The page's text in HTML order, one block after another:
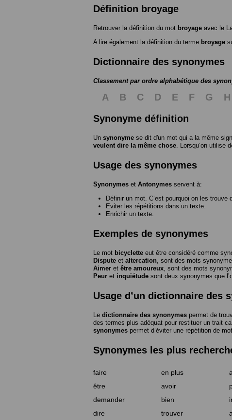
Définition broyage
Retrouver la définition du mot broyage avec le
A lire également la définition du terme broyage
Dictionnaire des synonymes
Classement par ordre alphabétique des
A B C D E F G H
Synonyme définition
Un synonyme se dit d'un mot qui a la même
veulent dire la même chose . Lorsqu’on utilise
Usage des synonymes
Synonymes et Antonymes servent à:
Définir un mot. C’est pourquoi on les trouve
Eviter les répétitions dans un texte.
Enrichir un texte.
Exemples de synonymes
Le mot bicyclette eut être considéré comme
Dispute et altercation , sont des mots
Aimer et être amoureux , sont des mots
Peur et inquiétude sont deux synonymes que
Usage d’un dictionnaire des
Le dictionnaire des synonymes permet de
des termes plus adéquat pour restituer un trait
synonymes permet d’éviter une répétition de
Synonymes les plus
faire en plus
être
avoir
demander
bien
dire
trouver